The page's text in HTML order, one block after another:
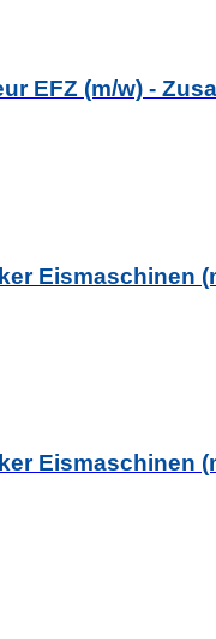
EFZ (m/w) -
Eismaschinen
Eismaschinen